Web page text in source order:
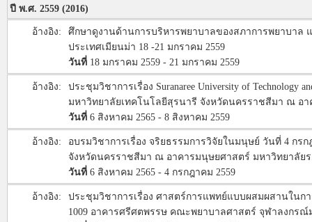
ปี พ.ศ. 2559 (2016)
อ้างอิง:
ศึกษาดูงานด้านการบริหารพยาบาลของสภาการพยาบาล
ประเทศเมียนม่า 18 -21 มกราคม 2559
วันที่ 18 มกราคม 2559 - 21 มกราคม 2559
อ้างอิง:
ประชุมวิชาการเรื่อง Suranaree University of Technology
มหาวิทยาลัยเทคโนโลยีสุรนารี จังหวัดนครราชสีมา ณ อ
วันที่ 6 สิงหาคม 2565 - 8 สิงหาคม 2559
อ้างอิง:
อบรมวิชาการเรื่อง จริยธรรมการวิจัยในมนุษย์ วันที่ 4 ก
จังหวัดนครราชสีมา ณ อาคารมนุษยศาสตร์ มหาวิทยาลัย
วันที่ 6 สิงหาคม 2565 - 4 กรกฎาคม 2559
อ้างอิง:
ประชุมวิชาการเรื่อง ศาสตร์การแพทย์แบบผสมผสานใน
1009 อาคารศรีศตพรรษ คณะพยาบาลศาสตร์ จุฬาลงกรณ์